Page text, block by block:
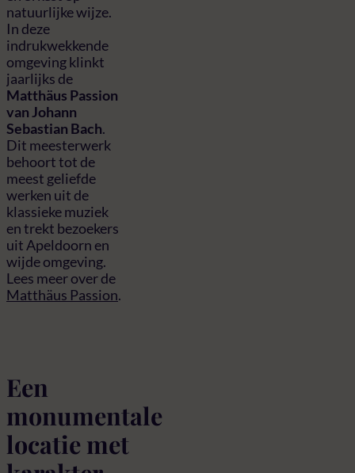
natuurlijke wijze.
In deze
indrukwekkende
omgeving klinkt
jaarlijks de
Matthäus Passion
van Johann
Sebastian Bach.
Dit meesterwerk
behoort tot de
meest geliefde
werken uit de
klassieke muziek
en trekt bezoekers
uit Apeldoorn en
wijde omgeving.
Lees meer over de
Matthäus Passion.
Een
monumentale
locatie met